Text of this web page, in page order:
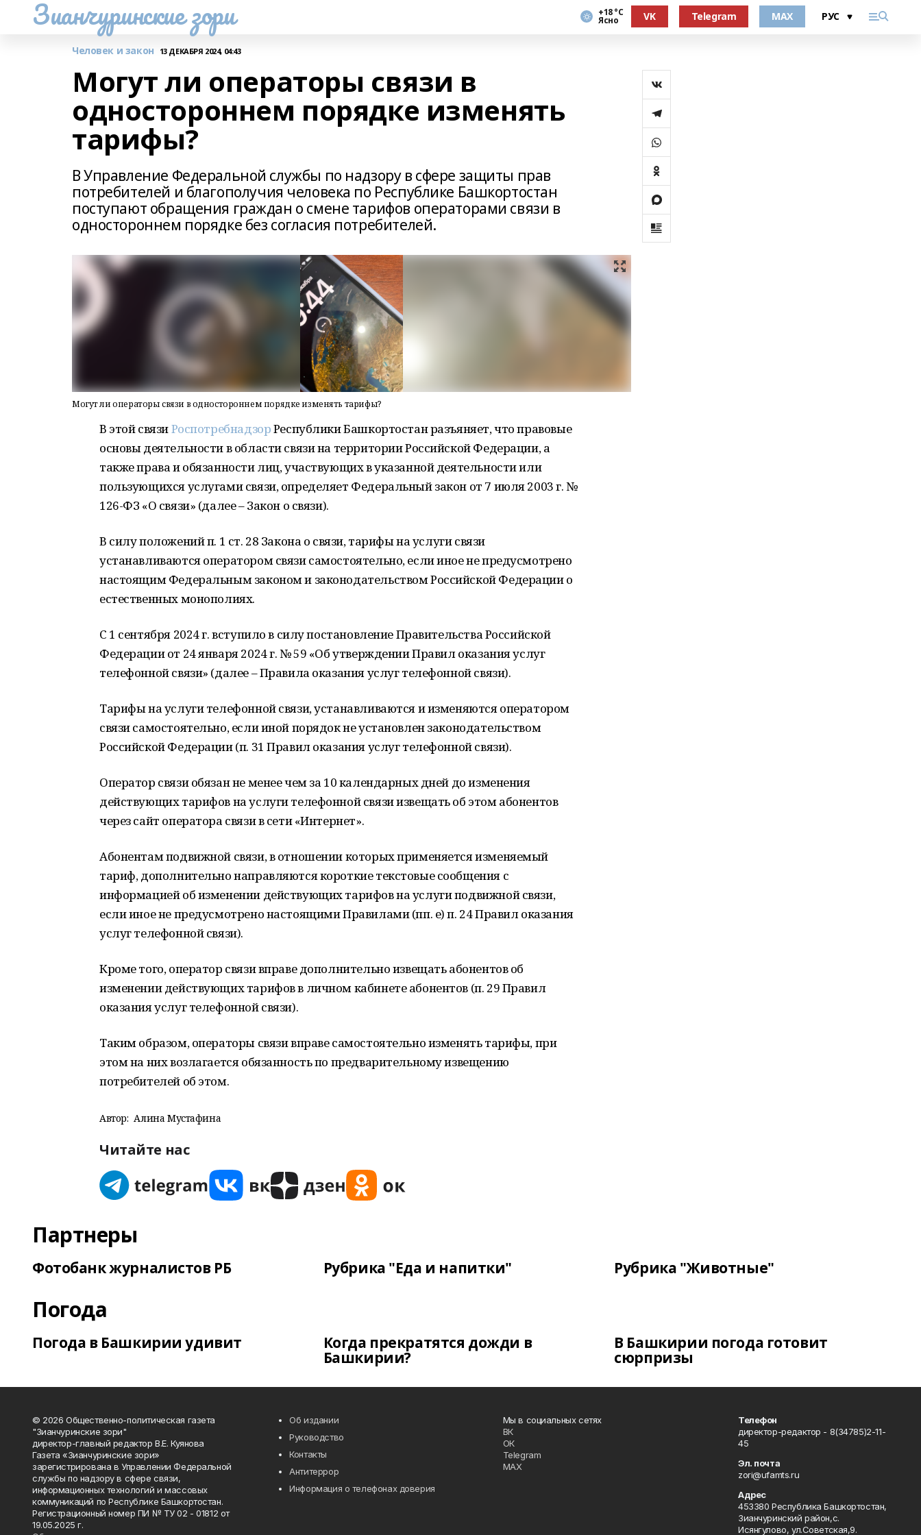
Зианчуринские зори +18 °С
Ясно VK Telegram MAX
Человек и закон 13 ДЕКАБРЯ 2024, 04:43
Могут ли операторы связи в
одностороннем порядке изменять
тарифы?
В Управление Федеральной службы по надзору в сфере защиты прав
потребителей и благополучия человека по Республике Башкортостан
поступают обращения граждан о смене тарифов операторами связи в
одностороннем порядке без согласия потребителей.
Могут ли операторы связи в одностороннем порядке изменять тарифы?
В этой связиРоспотребнадзорРеспублики Башкортостан разъяняет, что правовые
основы деятельности в области связи на территории Российской Федерации, а
также права и обязанности лиц, участвующих в указанной деятельности или
пользующихся услугами связи, определяет Федеральный закон от 7 июля 2003 г. №
126-ФЗ «О связи» (далее – Закон о связи).
В силу положений п. 1 ст. 28 Закона о связи, тарифы на услуги связи
устанавливаются оператором связи самостоятельно, если иное не предусмотрено
настоящим Федеральным законом и законодательством Российской Федерации о
естественных монополиях.
С 1 сентября 2024 г. вступило в силу постановление Правительства Российской
Федерации от 24 января 2024 г. № 59 «Об утверждении Правил оказания услуг
телефонной связи» (далее – Правила оказания услуг телефонной связи).
Тарифы на услуги телефонной связи, устанавливаются и изменяются оператором
связи самостоятельно, если иной порядок не установлен законодательством
Российской Федерации (п. 31 Правил оказания услуг телефонной связи).
Оператор связи обязан не менее чем за 10 календарных дней до изменения
действующих тарифов на услуги телефонной связи извещать об этом абонентов
через сайт оператора связи в сети «Интернет».
Абонентам подвижной связи, в отношении которых применяется изменяемый
тариф, дополнительно направляются короткие текстовые сообщения с
информацией об изменении действующих тарифов на услуги подвижной связи,
если иное не предусмотрено настоящими Правилами (пп. е) п. 24 Правил оказания
услуг телефонной связи).
Кроме того, оператор связи вправе дополнительно извещать абонентов об
изменении действующих тарифов в личном кабинете абонентов (п. 29 Правил
оказания услуг телефонной связи).
Таким образом, операторы связи вправе самостоятельно изменять тарифы, при
этом на них возлагается обязанность по предварительному извещению
потребителей об этом.
Автор: Алина Мустафина
Читайте нас
Партнеры
Фотобанк журналистов РБ Рубрика "Еда и напитки" Рубрика "Животные"
Погода
Погода в Башкирии удивит Когда прекратятся дожди в
Башкирии?
В Башкирии погода готовит
сюрпризы
© 2026 Общественно-политическая газета
"Зианчуринские зори"
директор-главный редактор В.Е. Куянова
Газета «Зианчуринские зори»
зарегистрирована в Управлении Федеральной
службы по надзору в сфере связи,
информационных технологий и массовых
коммуникаций по Республике Башкортостан.
Регистрационный номер ПИ № ТУ 02 - 01812 от
19.05.2025 г.
Об издании
Руководство
Контакты
Антитеррор
Информация о телефонах доверия
Мы в социальных сетях
ВК
ОК
Telegram
MAX
Телефон
директор-редактор - 8(34785)2-11-
45
Эл. почта
zori@ufamts.ru
Адрес
453380 Республика Башкортостан,
Зианчуринский район,с.
Исянгулово, ул.Советская,9.